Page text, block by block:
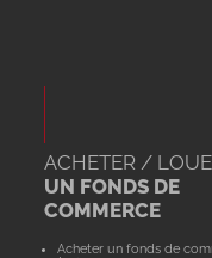
ACHETER /
UN FONDS DE
COMMERCE
Acheter un fonds de